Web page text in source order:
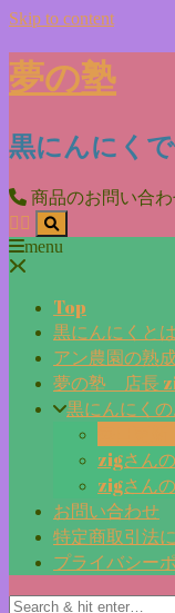
Skip to content
夢の塾
黒にんにく
商品のお問い合
menu
Top
黒にんにくとは
アン農園の熟
夢の塾 店長
黒にんにく
zigさん
zigさん
お問い合わせ
特定商取引法
プライバシー